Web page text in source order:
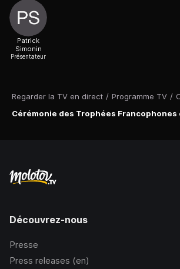
Regarder la TV en direct / Programme TV /
Cérémonie des Trophées Francophones
Patrick
Simonin
Présentateur
Découvrez-nous
Presse
Press releases (en)